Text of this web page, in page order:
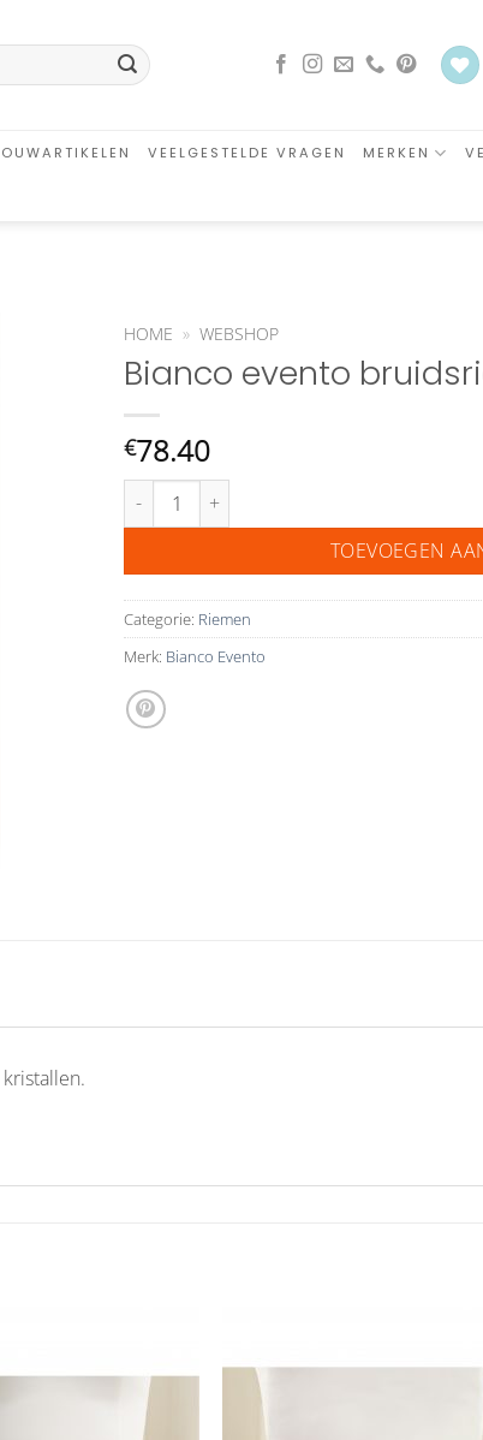
VEELGESTELDE VRAGEN MERKEN
HOME » WEBSHOP
Bianco evento
€78.40
Bianco evento bruidsriem PA89 aantal
TOEVOEGEN
Categorie: Riemen
Merk: Bianco Evento
verlanglijst
toevoegen
Aan